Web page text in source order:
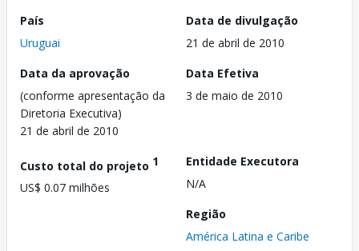
País
Uruguai
Data de divulgação
21 de abril de 2010
Data da aprovação
(conforme apresentação da
Diretoria Executiva)
21 de abril de 2010
Data Efetiva
3 de maio de 2010
Custo total do projeto 1
US$ 0.07 milhões
Entidade Executora
N/A
Região
América Latina e Caribe